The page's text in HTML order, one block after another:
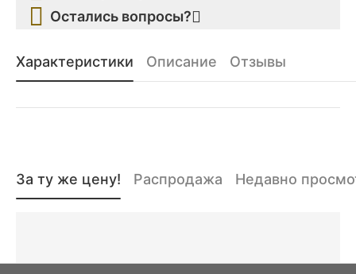
Остались вопросы?
Характеристики Описание Отзывы
За ту же цену! Распродажа Недавно